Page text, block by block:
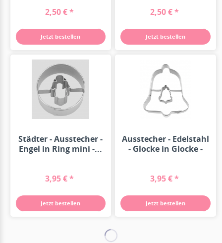
2,50 € *
Jetzt bestellen
2,50 € *
Jetzt bestellen
Städter - Ausstecher -
Engel in Ring mini -...
3,95 € *
Jetzt bestellen
Ausstecher - Edelstahl
- Glocke in Glocke -
3,95 € *
Jetzt bestellen